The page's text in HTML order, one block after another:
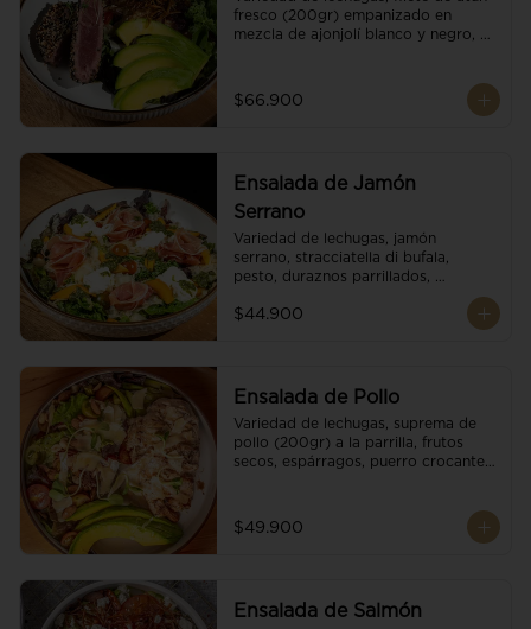
fresco (200gr) empanizado en
mezcla de ajonjolí blanco y negro,
parmesano, puerro crocante y
reducción de balsámico.
$66.900
Ensalada de Jamón
Serrano
Variedad de lechugas, jamón
serrano, stracciatella di bufala,
pesto, duraznos parrillados,
tomate cherry y vinagreta
$44.900
Ensalada de Pollo
Variedad de lechugas, suprema de
pollo (200gr) a la parrilla, frutos
secos, espárragos, puerro crocante,
balsámico.
$49.900
Ensalada de Salmón